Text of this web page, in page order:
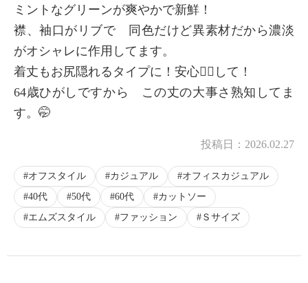
ミントなグリーンが爽やかで新鮮！
襟、袖口がリブで 同色だけど異素材だから濃淡
がオシャレに作用してます。
着丈もお尻隠れるタイプに！安心😮‍💨して！
64歳ひがしですから この丈の大事さ熟知してま
す。🤭
投稿日： 2026.02.27
オフスタイル カジュアル
オフィスカジュアル
40代
50代 60代
カットソー
エムズスタイル
ファッション Ｓサイズ